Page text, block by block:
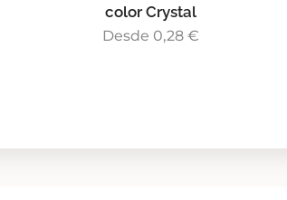
color Crystal
Desde 0,28 €